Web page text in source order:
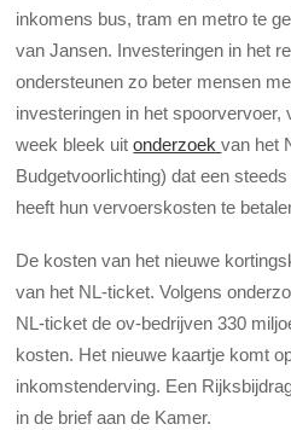
inkomens bus, tram en metro te
van Jansen. Investeringen in het
ondersteunen zo beter mensen
investeringen in het
week bleek uitonderzoekvan het
Budgetvoorlichting) dat een
heeft hun vervoerskosten te
De kosten van het nieuwe
van het NL-ticket. Volgens
NL-ticket de ov-bedrijven 330
kosten. Het nieuwe kaartje komt
inkomstenderving. Een
in de brief aan de Kamer.